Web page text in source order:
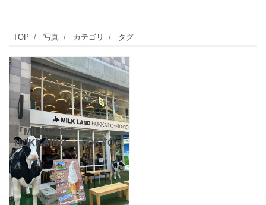
TOP 写真 カテゴリ タグ
『MILKLAND
HOKKAIDO → TOKYO』
（ミルクランドホッカイ
ドウ→トウキョウ）さん
は、北海道の酪農家のア
ンテナショップです。北
海道産の牛乳乳製